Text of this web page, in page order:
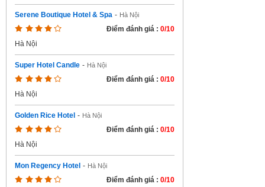
Serene Boutique Hotel & Spa - Hà Nội
Điểm đánh giá : 0/10
Hà Nội
Super Hotel Candle - Hà Nội
Điểm đánh giá : 0/10
Hà Nội
Golden Rice Hotel - Hà Nội
Điểm đánh giá : 0/10
Hà Nội
Mon Regency Hotel - Hà Nội
Điểm đánh giá : 0/10